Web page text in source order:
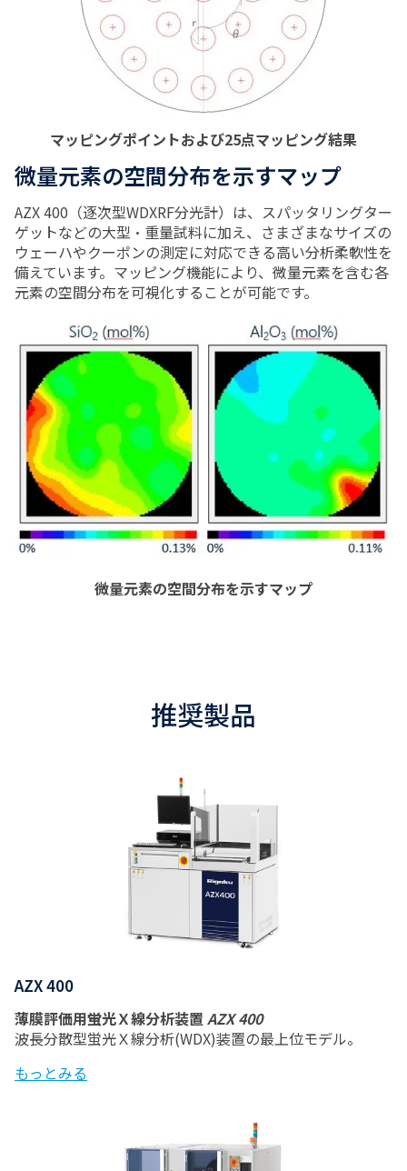
マッピングポイントおよび25点マッピング結果
微量元素の空間分布を示すマップ
AZX 400（逐次型WDXRF分光計）は、スパッタリングター
ゲットなどの大型・重量試料に加え、さまざまなサイズの
ウェーハやクーポンの測定に対応できる高い分析柔軟性を
備えています。マッピング機能により、微量元素を含む各
元素の空間分布を可視化することが可能です。
微量元素の空間分布を示すマップ
推奨製品
AZX 400
薄膜評価用蛍光Ｘ線分析装置 AZX 400
波長分散型蛍光Ｘ線分析(WDX)装置の最上位モデル。
もっとみる